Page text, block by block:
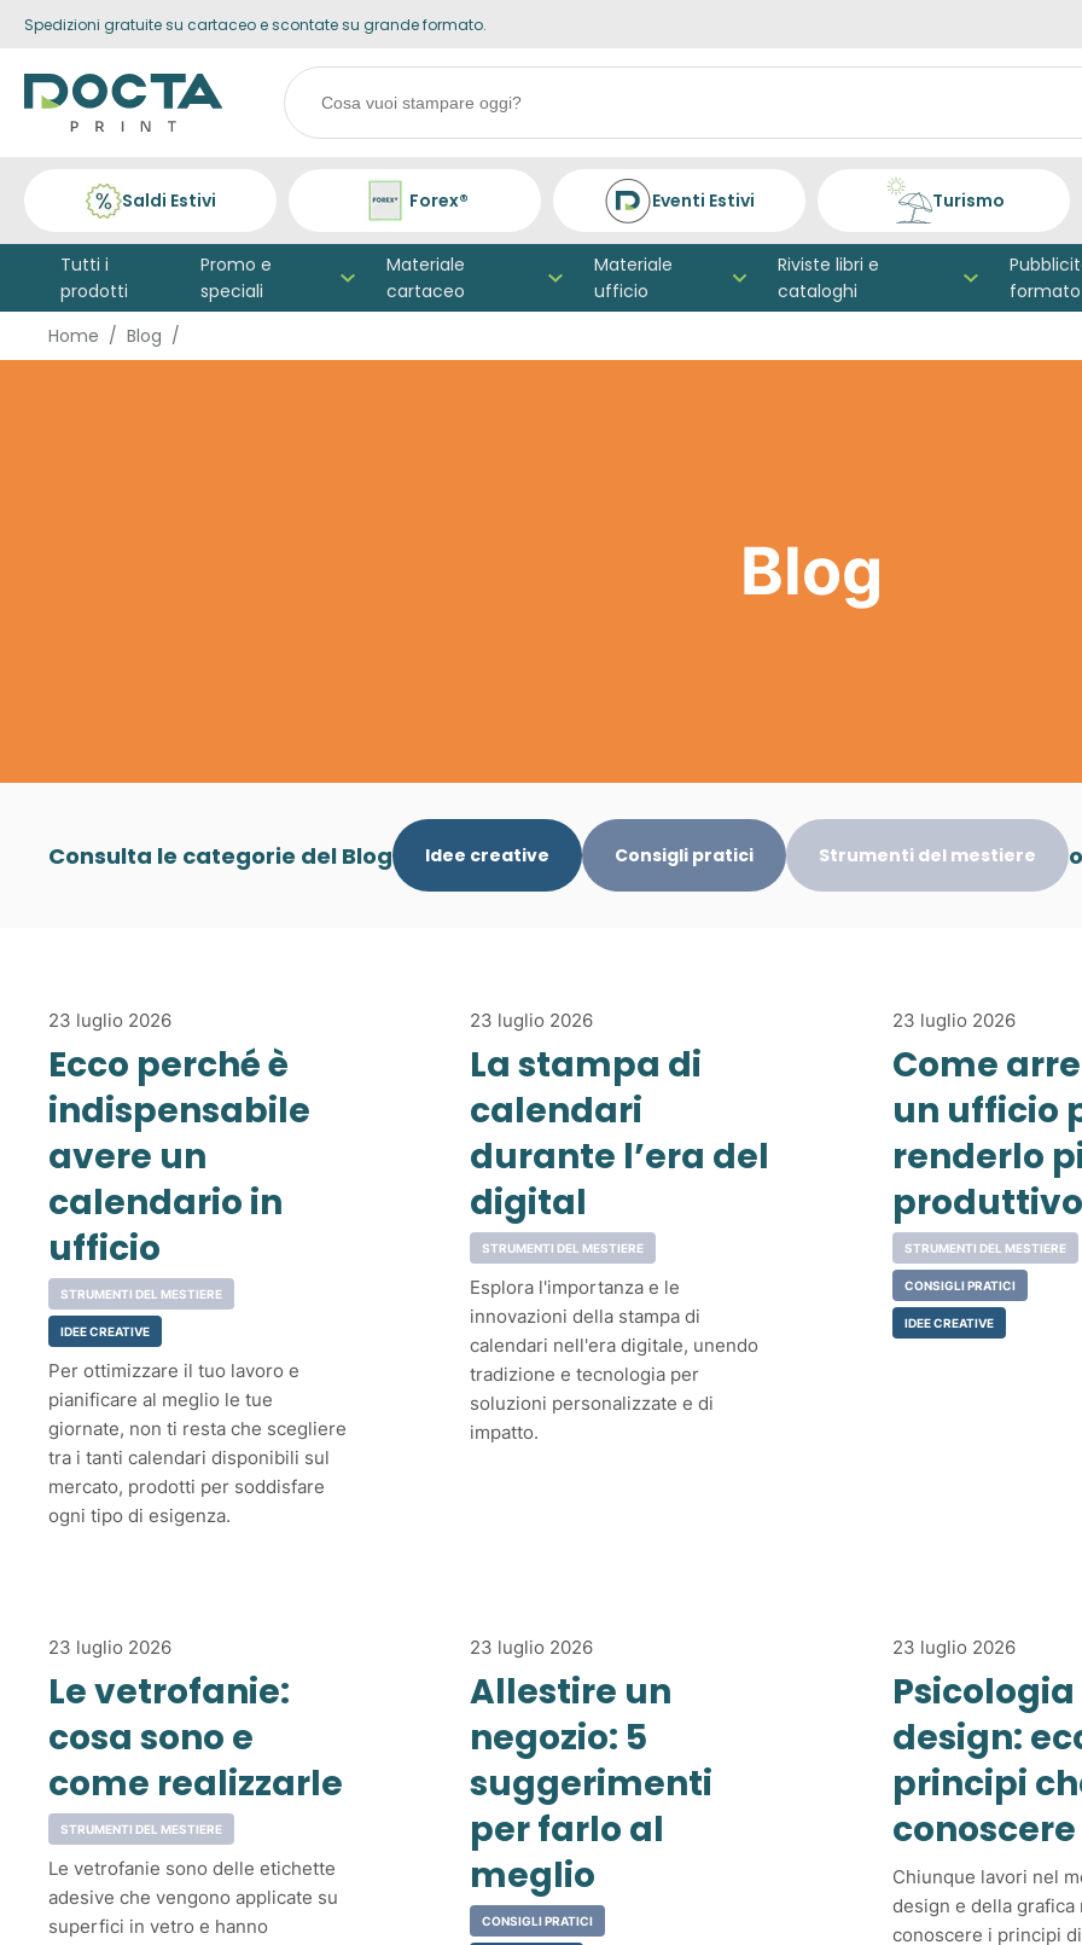
Skip to
Spedizioni gratuite su cartaceo e scontate su grande formato.
Search
products
Saldi Estivi Forex® Eventi Estivi Turismo
Tutti i
prodotti
Promo e
speciali
Materiale
cartaceo
Materiale
ufficio
Riviste libri e
cataloghi
formato
Home
Blog
Blog
Consulta le categorie del Blog Idee creative Consigli pratici Strumenti del mestiere
23 luglio 2026
Ecco perché è
indispensabile
avere un
calendario in
ufficio
STRUMENTI DEL MESTIERE
IDEE CREATIVE
Per ottimizzare il tuo lavoro e
pianificare al meglio le tue
giornate, non ti resta che scegliere
tra i tanti calendari disponibili sul
mercato, prodotti per soddisfare
ogni tipo di esigenza.
23 luglio 2026
La stampa di
calendari
durante l’era del
digital
STRUMENTI DEL MESTIERE
Esplora l'importanza e le
innovazioni della stampa di
calendari nell'era digitale, unendo
tradizione e tecnologia per
soluzioni personalizzate e di
impatto.
23 luglio 2026
Come
un ufficio
renderlo
produttivo
STRUMENTI DEL MESTIERE
CONSIGLI PRATICI
IDEE CREATIVE
23 luglio 2026
Le vetrofanie:
cosa sono e
come realizzarle
STRUMENTI DEL MESTIERE
Le vetrofanie sono delle etichette
adesive che vengono applicate su
superfici in vetro e hanno
23 luglio 2026
Allestire un
negozio: 5
suggerimenti
per farlo al
meglio
CONSIGLI PRATICI
23 luglio 2026
design:
principi
conoscere
Chiunque lavori nel
design e della grafica
conoscere i principi